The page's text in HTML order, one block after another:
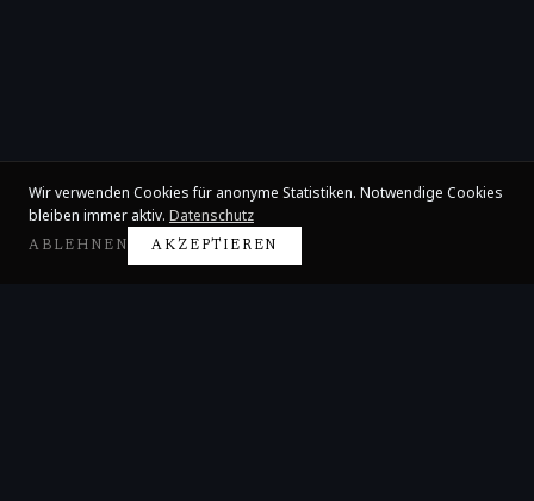
Wir verwenden Cookies für anonyme Statistiken. Notwendige Cookies
bleiben immer aktiv. Datenschutz
ABLEHNEN AKZEPTIEREN